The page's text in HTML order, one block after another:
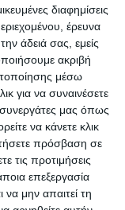
διαφημίσεις
έρευνα
άδειά σας, εμείς
ακριβή
μέσω
για να συναινέσετε
μας όπως
να κάνετε κλικ
πρόσβαση σε
τις προτιμήσεις
επεξεργασία
μην απαιτεί τη